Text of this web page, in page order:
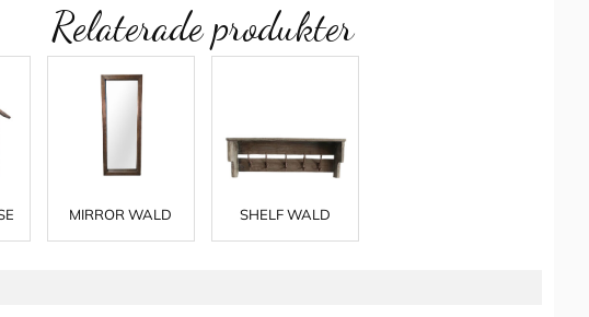
Relaterade produkter
MIRROR WALD SHELF WALD